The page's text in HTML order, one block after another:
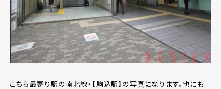
こちら最寄り駅の南北線・【駒込駅】の写真になります。他にも